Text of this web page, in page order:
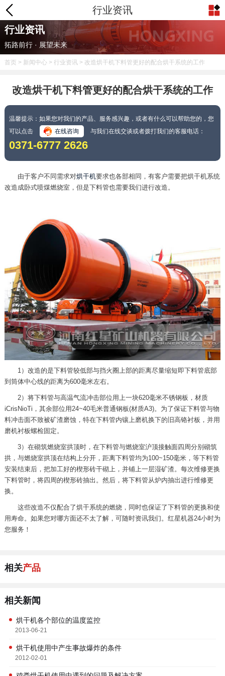
行业资讯
行业资讯
拓路前行 · 展望未来
首页 > 新闻中心> 行业资讯> 改造烘干机下料管更好的配合烘干系统的工作
改造烘干机下料管更好的配合烘干系统的工作
温馨提示：如果您对我们的产品、服务感兴趣，或者有什么可以帮助您的，您
可以点击
在线咨询 与我们在线交谈或者拨打我们的客服电话：
0371-6777 2626
由于客户不同需求对烘干机要求也各部相同，有客户需要把烘干机系统
改造成卧式喷煤燃烧室，但是下料管也需要我们进行改造。
1）改造的是下料管较低部与挡火圈上部的距离尽量缩短即下料管底部
到筒体中心线的距离为600毫米左右。
2）将下料管与高温气流冲击部位用上一块620毫米不锈钢板，材质
iCrisNioTi，其余部位用24~40毛米普通钢板(材质A3)。为了保证下料管与物
料冲击面不致被矿渣磨蚀，特在下料管内镶上磨机换下的旧高铬衬板，并用
磨机衬板螺检固定。
3）在砌筑燃烧室拱顶时，在下料管与燃烧室沪顶接触面四周分别砌筑
拱，与燃烧室拱顶在结构上分开，距离下料管均为100~150毫米，等下料管
安装结束后，把加工好的楔形砖干砌上，并铺上一层湿矿渣。每次维修更换
下料管时，将四周的楔形砖抽出。然后，将下料管从炉内抽出进行维修更
换。
这些改造不仅配合了烘干系统的燃烧，同时也保证了下料管的更换和使
用寿命。如果您对哪方面还不太了解，可随时资讯我们。红星机器24小时为
您服务！
相关产品
相关新闻
烘干机各个部位的温度监控
2013-06-21
烘干机使用中产生事故爆炸的条件
2012-02-01